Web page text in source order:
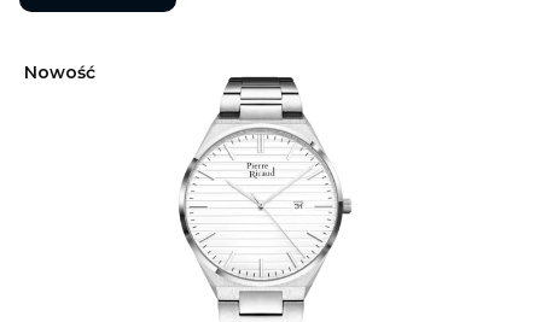
Nowość